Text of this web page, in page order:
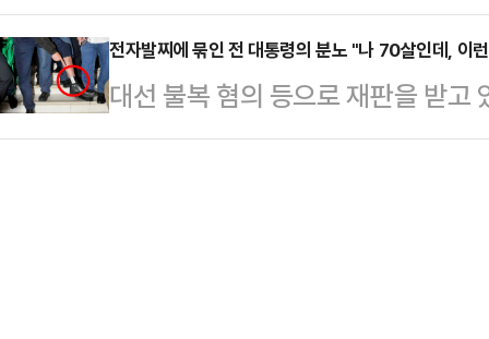
훈련경기 현장을 참관했다…
착용했다.공개된 사진에 따르면 인
트와 브라톱 차림(사진 왼쪽)으로
셜미디어(SNS)에 공유돼 화제를
태의 상의 차림은 과하…
전자발찌에 묶인 전 대통령의 분노 "나 70살인데, 이
대선 불복 혐의 등으로 재판을 받고
령의 발목에 위치추적 전자장치(전